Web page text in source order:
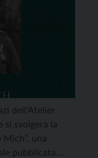
dell’Atelier
si svolgerà la
Mich”, una
pubblicata